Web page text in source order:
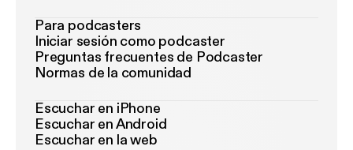
Para podcasters
Iniciar sesión como podcaster
Preguntas frecuentes de Podcaster
Normas de la comunidad
Escuchar en iPhone
Escuchar en Android
Escuchar en la web